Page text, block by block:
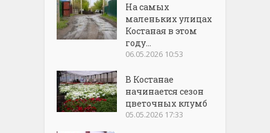
На самых
маленьких улицах
Костаная в этом
году...
06.05.2026 10:53
В Костанае
начинается сезон
цветочных клумб
05.05.2026 17:33